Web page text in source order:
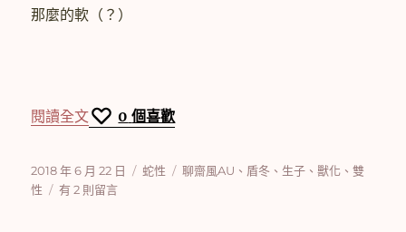
那麼的軟（？）
閱讀全文〈【盾冬】蛇性 (5)〉
0 個喜歡
發
佈
2018 年 6 月 22 日
分
蛇性
標
聊齋風AU 、 盾冬 、 生子 、獸化 、雙
性
在
有 2 則留言